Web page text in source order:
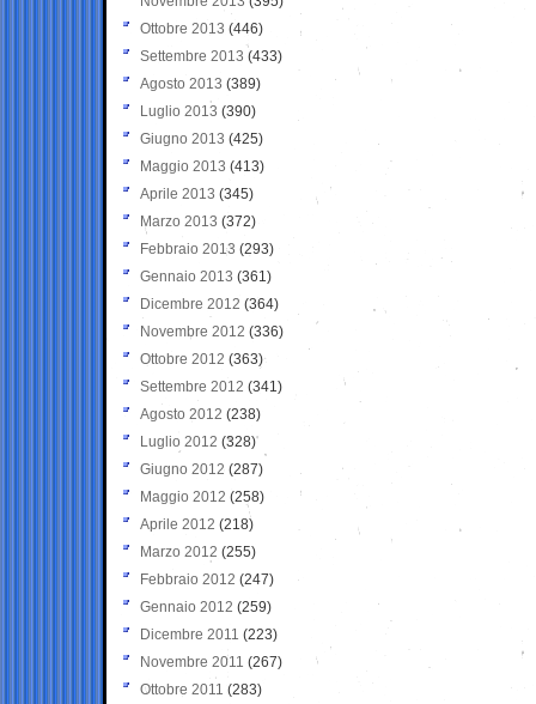
Ottobre 2013 (446)
Settembre 2013 (433)
Agosto 2013 (389)
Luglio 2013 (390)
Giugno 2013 (425)
Maggio 2013 (413)
Aprile 2013 (345)
Marzo 2013 (372)
Febbraio 2013 (293)
Gennaio 2013 (361)
Dicembre 2012 (364)
Novembre 2012 (336)
Ottobre 2012 (363)
Settembre 2012 (341)
Agosto 2012 (238)
Luglio 2012 (328)
Giugno 2012 (287)
Maggio 2012 (258)
Aprile 2012 (218)
Marzo 2012 (255)
Febbraio 2012 (247)
Gennaio 2012 (259)
Dicembre 2011 (223)
Novembre 2011 (267)
Ottobre 2011 (283)